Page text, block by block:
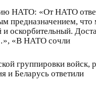
НАТО: «От НАТО
предназначением, что
оскорбительный.
«В НАТО сочли
группировки войск,
и Беларусь ответили